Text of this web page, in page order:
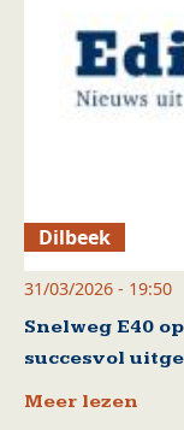
Dilbeek
31/03/2026 - 19:50
Snelweg E40
succesvol
Meer lezen